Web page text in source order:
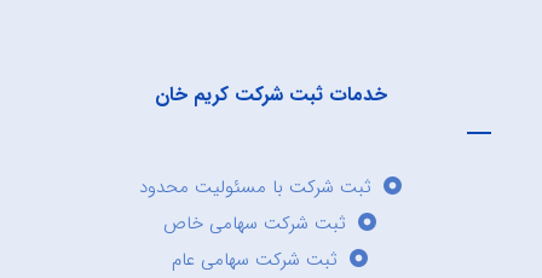
خدمات ثبت شرکت کریم خان
ثبت شرکت با مسئولیت محدود
ثبت شرکت سهامی خاص
ثبت شرکت سهامی عام